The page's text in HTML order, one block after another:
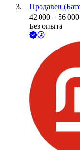
Продавец
42 000 – 56 000
Без опыта